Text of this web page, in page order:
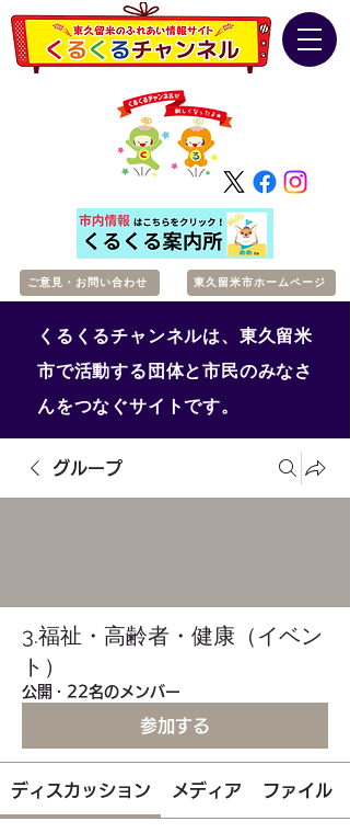
ご意見・お問い合わせ 東久留米市ホームページ
くるくるチャンネルは、東久留米
市で活動する団体と市民のみなさ
んをつなぐサイトです。
グループ
3.福祉・高齢者・健康（イベン
ト）
公開 · 22名のメンバー
参加する
ディスカッション メディア ファイル